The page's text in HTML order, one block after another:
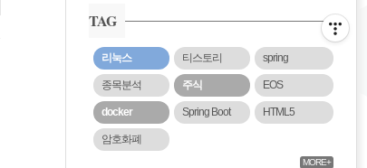
근
글
TAG
리눅스 티스토리 spring
종목분석 주식 EOS
docker Spring Boot HTML5
암호화폐
MORE+